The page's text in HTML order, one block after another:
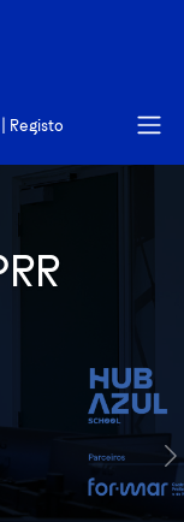
Registo